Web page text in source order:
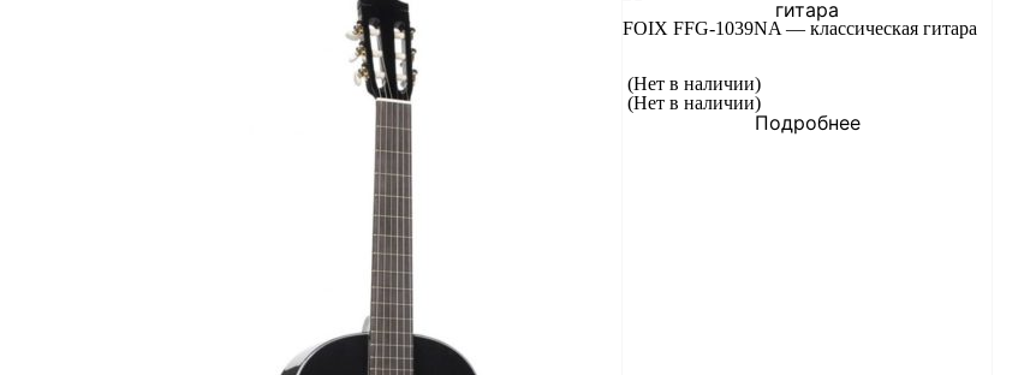
FOIX FFG-1039NA — классическая гитара
(Нет в наличии)
(Нет в наличии)
Подробнее